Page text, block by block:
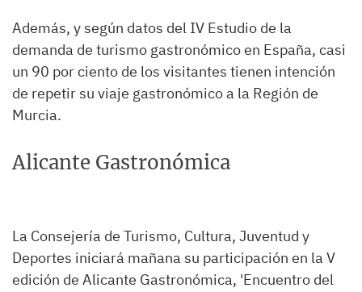
Además, y según datos del IV Estudio de la
demanda de turismo gastronómico en España, casi
un 90 por ciento de los visitantes tienen intención
de repetir su viaje gastronómico a la Región de
Murcia.
Alicante Gastronómica
La Consejería de Turismo, Cultura, Juventud y
Deportes iniciará mañana su participación en la V
edición de Alicante Gastronómica, 'Encuentro del